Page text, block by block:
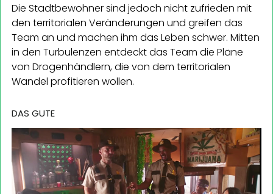
Die Stadtbewohner sind jedoch nicht zufrieden mit
den territorialen Veränderungen und greifen das
Team an und machen ihm das Leben schwer. Mitten
in den Turbulenzen entdeckt das Team die Pläne
von Drogenhändlern, die von dem territorialen
Wandel profitieren wollen.
DAS GUTE